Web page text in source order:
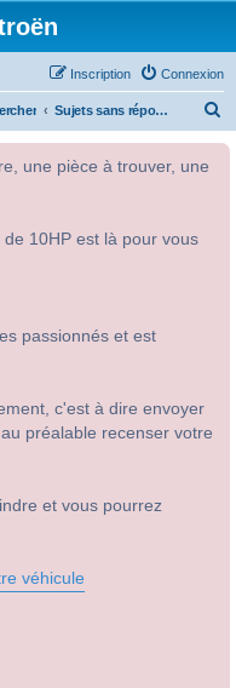
Connexion
Inscription
Sujets sans réponse
une pièce à trouver, une
10HP est là pour vous
passionnés et est
c'est à dire envoyer
préalable recenser votre
et vous pourrez
véhicule